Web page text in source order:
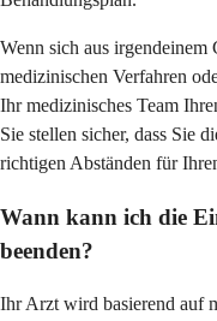
Wenn sich aus
medizinischen Verfahren
Ihr medizinisches Team
Sie stellen sicher, dass Sie
richtigen Abständen für
Wann kann ich die
beenden?
Ihr Arzt wird basierend auf